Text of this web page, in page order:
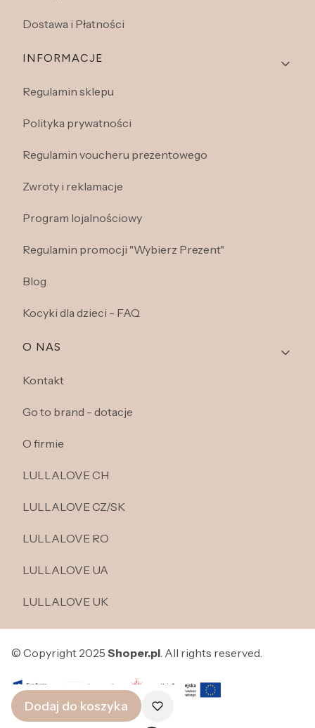
Dostawa i Płatności
INFORMACJE
Regulamin sklepu
Polityka prywatności
Regulamin voucheru prezentowego
Zwroty i reklamacje
Program lojalnościowy
Regulamin promocji "Wybierz Prezent"
Blog
Kocyki dla dzieci - FAQ
O NAS
Kontakt
Go to brand - dotacje
O firmie
LULLALOVE CH
LULLALOVE CZ/SK
LULLALOVE RO
LULLALOVE UA
LULLALOVE UK
© Copyright 2025 Shoper.pl. All rights reserved.
Dodaj do koszyka